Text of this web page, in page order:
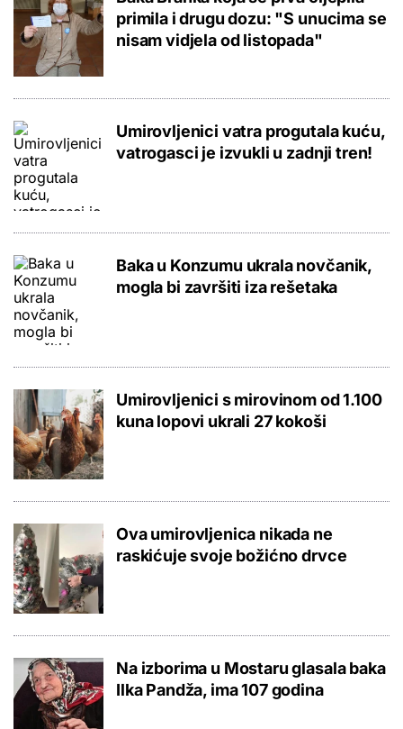
primila i drugu dozu: "S unucima se
nisam vidjela od listopada"
Umirovljenici vatra progutala kuću,
vatrogasci je izvukli u zadnji tren!
Baka u Konzumu ukrala novčanik,
mogla bi završiti iza rešetaka
Umirovljenici s mirovinom od 1.100
kuna lopovi ukrali 27 kokoši
Ova umirovljenica nikada ne
raskićuje svoje božićno drvce
Na izborima u Mostaru glasala baka
Ilka Pandža, ima 107 godina